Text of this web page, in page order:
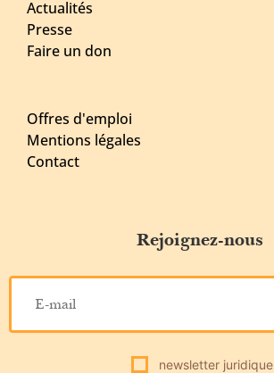
Actualités
Presse
Faire un don
Offres d'emploi
Mentions légales
Contact
Rejoignez-nous
newsletter juridique